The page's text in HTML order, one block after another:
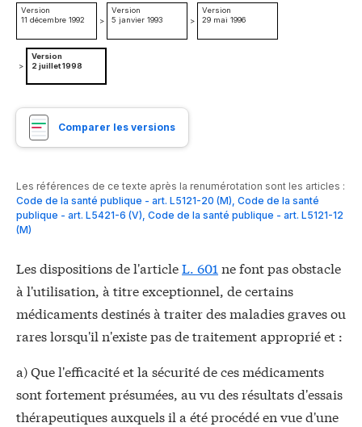
Version
11 décembre 1992
>
Version
5 janvier 1993
>
Version
29 mai 1996
>
Version
2 juillet 1998
Comparer les versions
Les références de ce texte après la renumérotation sont les articles :
Code de la santé publique - art. L5121-20 (M), Code de la santé
publique - art. L5421-6 (V), Code de la santé publique - art. L5121-12
(M)
Les dispositions de l'articleL. 601 ne font pas obstacle
à l'utilisation, à titre exceptionnel, de certains
médicaments destinés à traiter des maladies graves ou
rares lorsqu'il n'existe pas de traitement approprié et :
a) Que l'efficacité et la sécurité de ces médicaments
sont fortement présumées, au vu des résultats d'essais
thérapeutiques auxquels il a été procédé en vue d'une